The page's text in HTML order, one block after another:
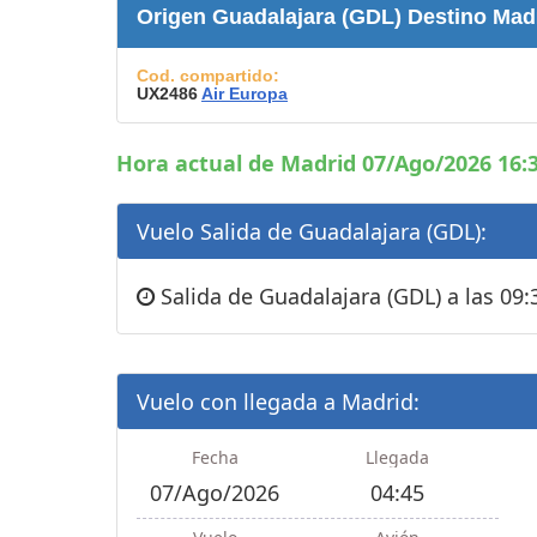
Origen Guadalajara (GDL) Destino
Cod. compartido:
UX2486Air Europa
Hora actual de Madrid 07/Ago/2026
Vuelo Salida de Guadalajara (GDL):
Salida de Guadalajara (GDL) a las
Vuelo con llegada a Madrid:
Fecha
07/Ago/2026
Llegada
04:45
Consignas
Servicios